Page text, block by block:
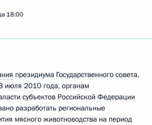
18:00
президиума Государственного совета,
июля 2010 года, органам
субъектов Российской Федерации
разработать региональные
мясного животноводства на период